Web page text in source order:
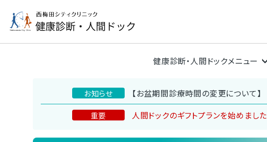
健康診断・人間ドックメニュー
お知らせ 【お盆期間診療時間の変更について】
重要 人間ドックのギフトプランを始めました